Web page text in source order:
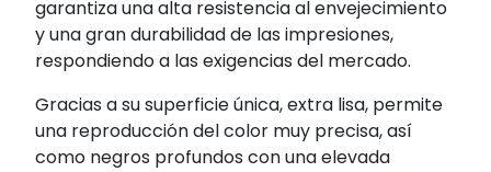
garantiza una alta resistencia al envejecimiento
y una gran durabilidad de las impresiones,
respondiendo a las exigencias del mercado.
Gracias a su superficie única, extra lisa, permite
una reproducción del color muy precisa, así
como negros profundos con una elevada